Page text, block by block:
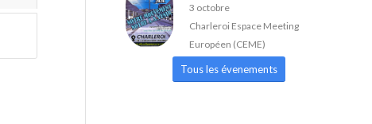
3 octobre
Charleroi Espace Meeting
Européen (CEME)
Tous les évenements